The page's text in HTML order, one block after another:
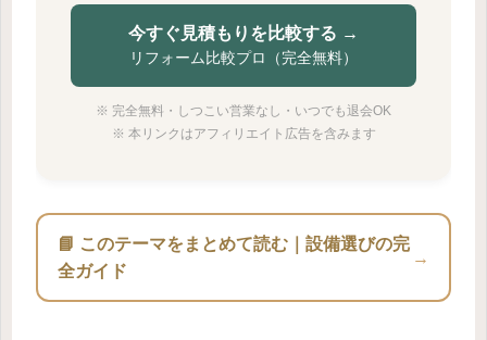
今すぐ見積もりを比較する →
リフォーム比較プロ（完全無料）
※ 完全無料・しつこい営業なし・いつでも退会OK
※ 本リンクはアフィリエイト広告を含みます
📘 このテーマをまとめて読む｜設備選びの完
全ガイド
→